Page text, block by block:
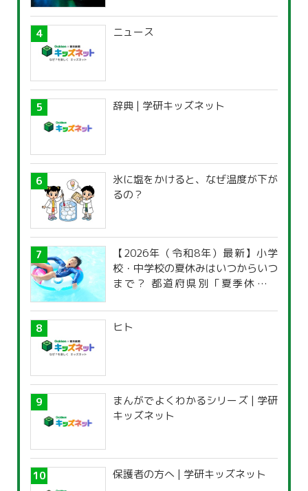
ニュース
辞典 | 学研キッズネット
氷に塩をかけると、なぜ温度が下が
るの？
【2026年（令和8年）最新】小学
校・中学校の夏休みはいつからいつ
まで？ 都道府県別「夏季休暇一
ヒト
まんがでよくわかるシリーズ | 学研
キッズネット
保護者の方へ | 学研キッズネット